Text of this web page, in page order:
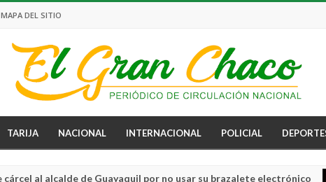
MAPA DEL SITIO
TARIJA NACIONAL INTERNACIONAL POLICIAL
de Guayaquil por no usar su brazalete electrónico